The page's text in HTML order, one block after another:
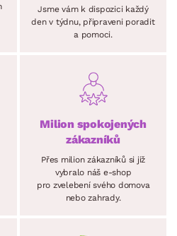
Jsme vám k dispozici každý
den v týdnu, připraveni poradit
a pomoci.
Milion spokojených
zákazníků
Přes milion zákazníků si již
vybralo náš e-shop
pro zvelebení svého domova
nebo zahrady.